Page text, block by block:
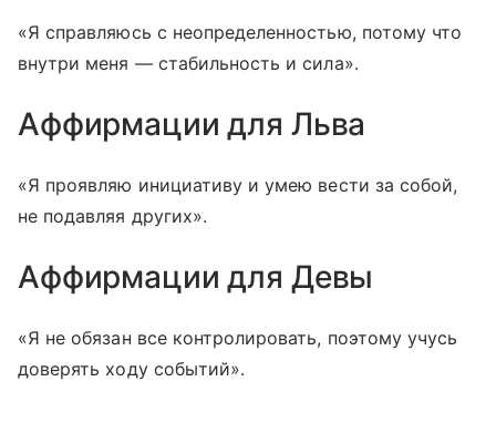
«Я справляюсь с неопределенностью, потому что
внутри меня — стабильность и сила».
Аффирмации для Льва
«Я проявляю инициативу и умею вести за собой,
не подавляя других».
Аффирмации для Девы
«Я не обязан все контролировать, поэтому учусь
доверять ходу событий».